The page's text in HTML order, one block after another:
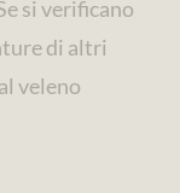
si verificano
di altri
veleno